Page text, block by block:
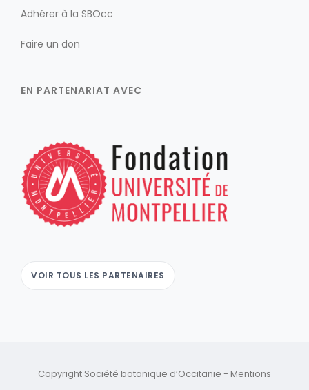
Adhérer à la SBOcc
Faire un don
EN PARTENARIAT AVEC
VOIR TOUS LES PARTENAIRES
Copyright Société botanique d’Occitanie - Mentions